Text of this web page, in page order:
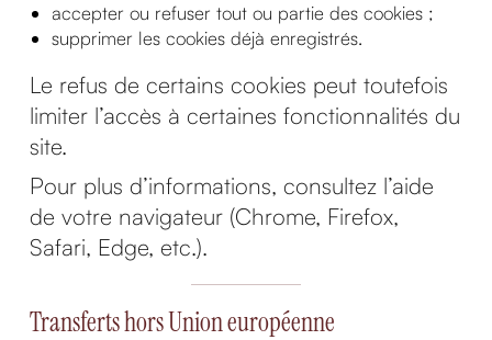
accepter ou refuser tout ou partie des cookies ;
supprimer les cookies déjà enregistrés.
Le refus de certains cookies peut toutefois
limiter l’accès à certaines fonctionnalités du
site.
Pour plus d’informations, consultez l’aide
de votre navigateur (Chrome, Firefox,
Safari, Edge, etc.).
Transferts hors Union européenne